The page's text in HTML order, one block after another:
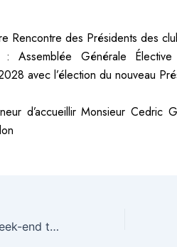
des Présidents des
Assemblée Générale
avec l’élection du nouveau
d’accueillir Monsieur Cedric
La Ligue organise un week-end triathlon féminin à Eu-Le Tréport (76) les 26 et 27 avril 2025 !